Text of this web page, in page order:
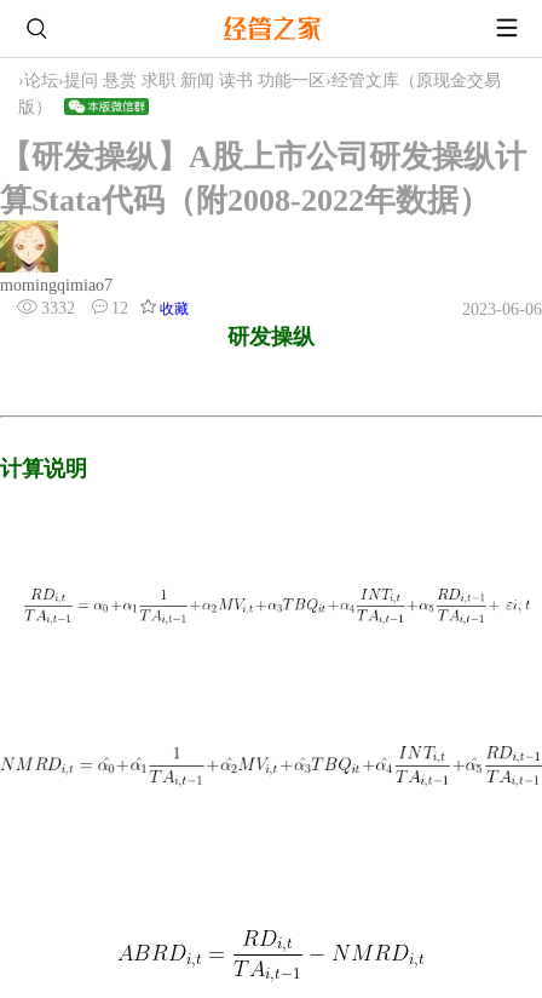
›论坛›提问 悬赏 求职 新闻 读书 功能一区 ›经管文库（原现金交易
版）
【研发操纵】A股上市公司研发操纵计
算Stata代码（附2008-2022年数据）
momingqimiao7
3332
12 收藏 2023-06-06
研发操纵
计算说明